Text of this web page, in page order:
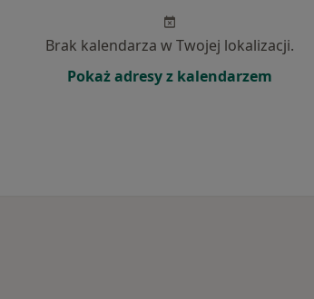
Brak kalendarza w Twojej lokalizacji.
Pokaż adresy z kalendarzem